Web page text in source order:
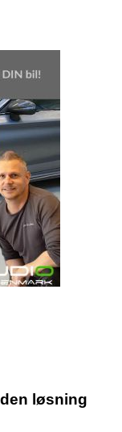
løsning